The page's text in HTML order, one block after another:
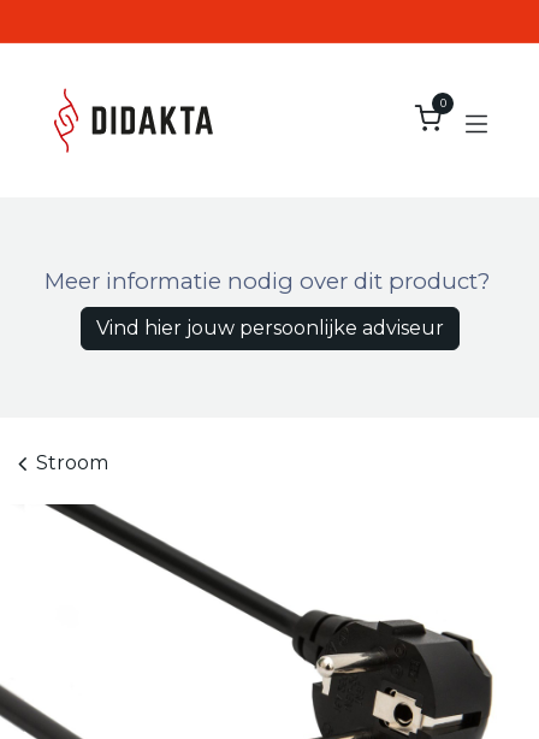
0
Meer informatie nodig over dit product?
Vind hier jouw persoonlijke adviseur
Stroom